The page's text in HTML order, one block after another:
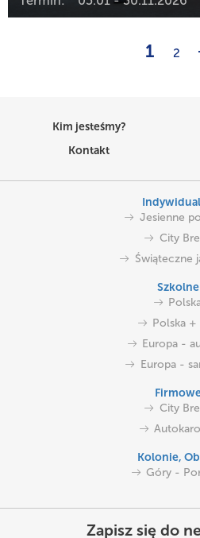
1 2
Kim jesteśmy?
Kontakt
Jesienne
City
Świąteczne
Szkolne
Polska +
Europa -
Europa -
City
Kolonie,
Góry -
Zapisz się do